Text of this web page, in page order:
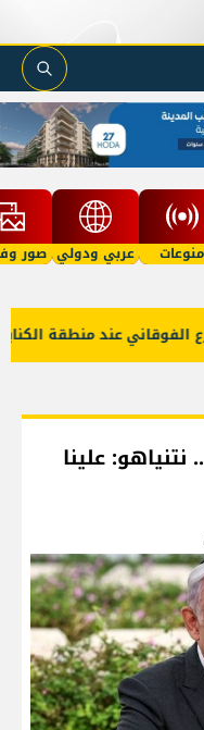
منوعات عربي ودولي صور
عند منطقة
علينا